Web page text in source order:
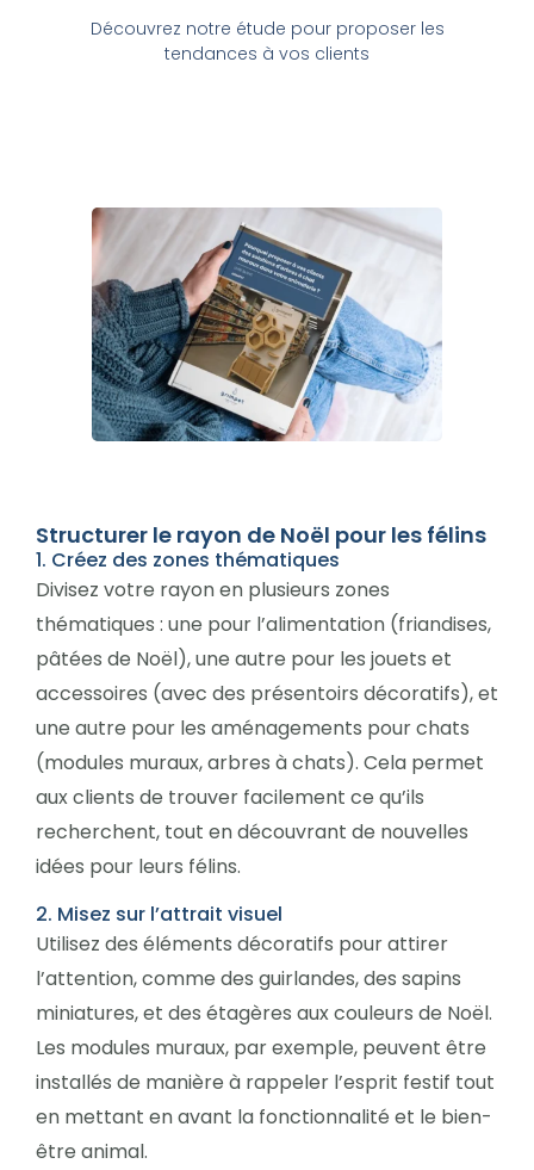
Découvrez notre étude pour proposer les
tendances à vos clients
Structurer le rayon de Noël pour les félins
1. Créez des zones thématiques
Divisez votre rayon en plusieurs zones
thématiques : une pour l’alimentation (friandises,
pâtées de Noël), une autre pour les jouets et
accessoires (avec des présentoirs décoratifs), et
une autre pour les aménagements pour chats
(modules muraux, arbres à chats). Cela permet
aux clients de trouver facilement ce qu’ils
recherchent, tout en découvrant de nouvelles
idées pour leurs félins.
2. Misez sur l’attrait visuel
Utilisez des éléments décoratifs pour attirer
l’attention, comme des guirlandes, des sapins
miniatures, et des étagères aux couleurs de Noël.
Les modules muraux, par exemple, peuvent être
installés de manière à rappeler l’esprit festif tout
en mettant en avant la fonctionnalité et le bien-
être animal.